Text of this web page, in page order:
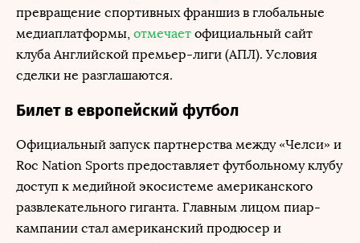
превращение спортивных франшиз в глобальные
медиаплатформы, отмечает официальный сайт
клуба Английской премьер-лиги (АПЛ). Условия
сделки не разглашаются.
Билет в европейский футбол
Официальный запуск партнерства между «Челси» и
Roc Nation Sports предоставляет футбольному клубу
доступ к медийной экосистеме американского
развлекательного гиганта. Главным лицом пиар-
кампании стал американский продюсер и